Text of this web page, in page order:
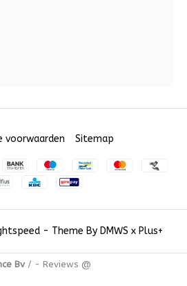
- Theme By DMWS x Plus+
voorwaarden Sitemap
Bv/ - Reviews @